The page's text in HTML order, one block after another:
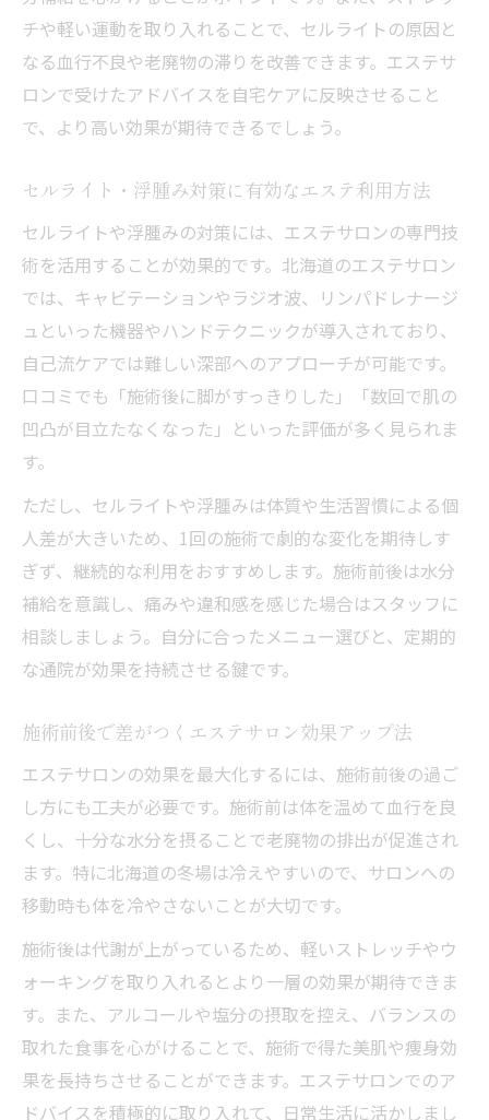
チや軽い運動を取り入れることで、セルライトの原因と
なる血行不良や老廃物の滞りを改善できます。エステサ
ロンで受けたアドバイスを自宅ケアに反映させること
で、より高い効果が期待できるでしょう。
セルライト・浮腫み対策に有効なエステ利用方法
セルライトや浮腫みの対策には、エステサロンの専門技
術を活用することが効果的です。北海道のエステサロン
では、キャビテーションやラジオ波、リンパドレナージ
ュといった機器やハンドテクニックが導入されており、
自己流ケアでは難しい深部へのアプローチが可能です。
口コミでも「施術後に脚がすっきりした」「数回で肌の
凹凸が目立たなくなった」といった評価が多く見られま
す。
ただし、セルライトや浮腫みは体質や生活習慣による個
人差が大きいため、1回の施術で劇的な変化を期待しす
ぎず、継続的な利用をおすすめします。施術前後は水分
補給を意識し、痛みや違和感を感じた場合はスタッフに
相談しましょう。自分に合ったメニュー選びと、定期的
な通院が効果を持続させる鍵です。
施術前後で差がつくエステサロン効果アップ法
エステサロンの効果を最大化するには、施術前後の過ご
し方にも工夫が必要です。施術前は体を温めて血行を良
くし、十分な水分を摂ることで老廃物の排出が促進され
ます。特に北海道の冬場は冷えやすいので、サロンへの
移動時も体を冷やさないことが大切です。
施術後は代謝が上がっているため、軽いストレッチやウ
ォーキングを取り入れるとより一層の効果が期待できま
す。また、アルコールや塩分の摂取を控え、バランスの
取れた食事を心がけることで、施術で得た美肌や痩身効
果を長持ちさせることができます。エステサロンでのア
ドバイスを積極的に取り入れて、日常生活に活かしまし